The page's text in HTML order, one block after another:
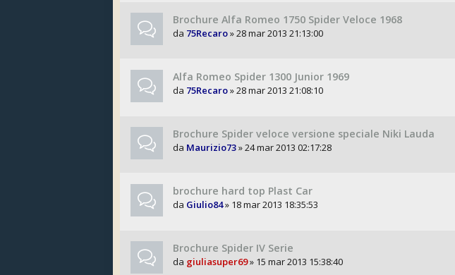
Brochure Alfa Romeo 1750 Spider Veloce 1968
da 75Recaro» 28 mar 2013 21:13:00
Alfa Romeo Spider 1300 Junior 1969
da 75Recaro» 28 mar 2013 21:08:10
Brochure Spider veloce versione speciale Niki Lauda
da Maurizio73» 24 mar 2013 02:17:28
brochure hard top Plast Car
da Giulio84» 18 mar 2013 18:35:53
Brochure Spider IV Serie
da giuliasuper69» 15 mar 2013 15:38:40